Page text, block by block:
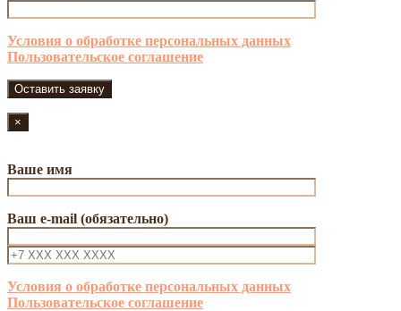
Условия о обработке персональных данных
Пользовательское соглашение
×
Ваше имя
Ваш e-mail (обязательно)
Условия о обработке персональных данных
Пользовательское соглашение